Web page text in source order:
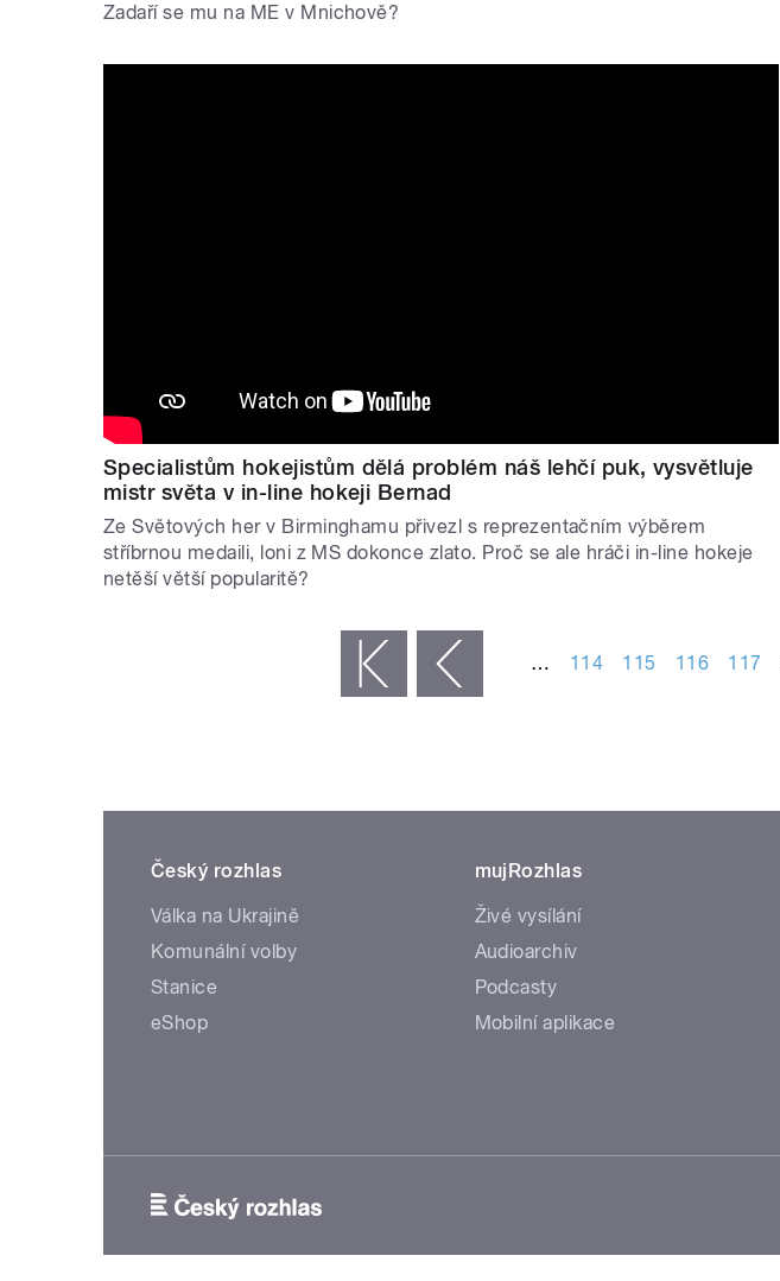
Zadaří se mu na ME v Mnichově?
Specialistům hokejistům dělá problém náš lehčí puk, vysvětluje
mistr světa v in-line hokeji Bernad
Ze Světových her v Birminghamu přivezl s reprezentačním výběrem
stříbrnou medaili, loni z MS dokonce zlato. Proč se ale hráči in-line hokeje
netěší větší popularitě?
‹ předchozí … 114 115 116 117
Český rozhlas
Válka na Ukrajině
Komunální volby
Stanice
eShop
mujRozhlas
Živé vysílání
Audioarchiv
Podcasty
Mobilní aplikace